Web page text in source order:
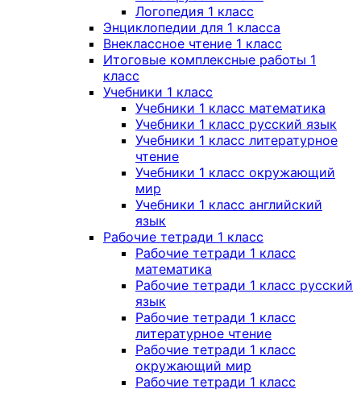
Логопедия 1 класс
Энциклопедии для 1 класса
Внеклассное чтение 1 класс
Итоговые комплексные работы 1
класс
Учебники 1 класс
Учебники 1 класс математика
Учебники 1 класс русский язык
Учебники 1 класс литературное
чтение
Учебники 1 класс окружающий
мир
Учебники 1 класс английский
язык
Рабочие тетради 1 класс
Рабочие тетради 1 класс
математика
Рабочие тетради 1 класс русский
язык
Рабочие тетради 1 класс
литературное чтение
Рабочие тетради 1 класс
окружающий мир
Рабочие тетради 1 класс